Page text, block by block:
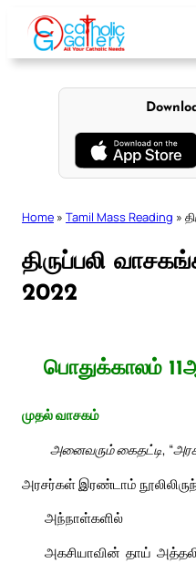
content
Home » Tamil Mass Reading »
திருப்பலி
2022
பொதுக்காலம்
முதல் வாசகம்
அனைவரும் கைதட்டி,
அரசர்கள் இரண்டாம்
அந்நாள்களில்
அகசியாவின் தாய்